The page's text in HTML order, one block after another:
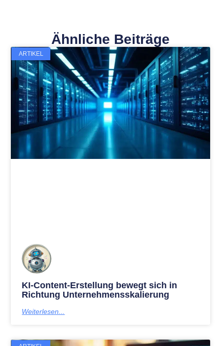
Ähnliche Beiträge
ARTIKEL
KI-Content-Erstellung bewegt sich in
Richtung Unternehmensskalierung
Weiterlesen...